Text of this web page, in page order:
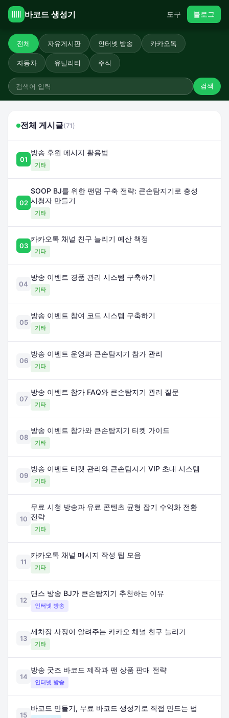
바코드 생성기 도구 블로그
전체 자유게시판 인터넷 방송 카카오톡
자동차 유틸리티 주식
검색
전체 게시글(71)
01
방송 후원 메시지 활용법
기타
02
SOOP BJ를 위한 팬덤 구축 전략: 큰손탐지기로 충성
시청자 만들기
기타
03
카카오톡 채널 친구 늘리기 예산 책정
기타
04
방송 이벤트 경품 관리 시스템 구축하기
기타
05
방송 이벤트 참여 코드 시스템 구축하기
기타
06
방송 이벤트 운영과 큰손탐지기 참가 관리
기타
07
방송 이벤트 참가 FAQ와 큰손탐지기 관리 질문
기타
08
방송 이벤트 참가와 큰손탐지기 티켓 가이드
기타
09
방송 이벤트 티켓 관리와 큰손탐지기 VIP 초대 시스템
기타
10
무료 시청 방송과 유료 콘텐츠 균형 잡기 수익화 전환
전략
기타
11
카카오톡 채널 메시지 작성 팁 모음
기타
12
댄스 방송 BJ가 큰손탐지기 추천하는 이유
인터넷 방송
13
세차장 사장이 알려주는 카카오 채널 친구 늘리기
기타
14
방송 굿즈 바코드 제작과 팬 상품 판매 전략
인터넷 방송
15
바코드 만들기, 무료 바코드 생성기로 직접 만드는 법